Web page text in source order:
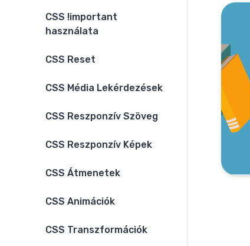
CSS !important
használata
CSS Reset
CSS Média Lekérdezések
CSS Reszponzív Szöveg
CSS Reszponzív Képek
CSS Átmenetek
CSS Animációk
CSS Transzformációk